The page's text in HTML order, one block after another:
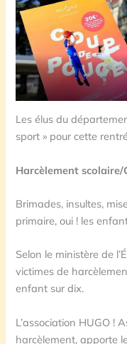
Les élus du
sport » pour cette
Harcèlement
Brimades, insultes,
primaire, oui ! les
Selon le ministère de
victimes de
enfant sur dix.
L’association HUGO !
harcèlement, apporte